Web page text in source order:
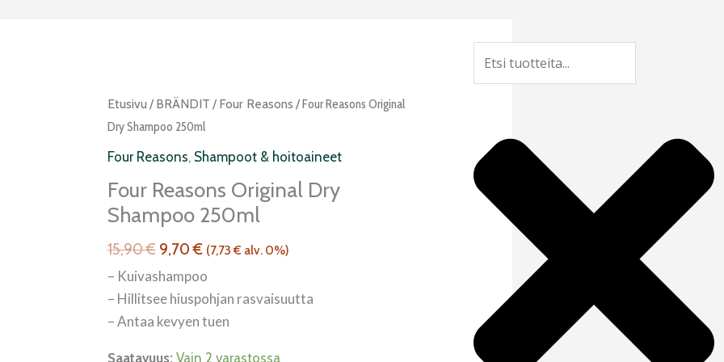
Etusivu / BRÄNDIT / Four Reasons / Four Reasons Original
Dry Shampoo 250ml
Four Reasons, Shampoot & hoitoaineet
Four Reasons Original Dry
Shampoo 250ml
15,90€
Alkuperäinen
hinta
9,70€
Nykyinen
hinta
on:
9,70 €.
(7,73€ alv. 0%)
– Kuivashampoo
– Hillitsee hiuspohjan rasvaisuutta
– Antaa kevyen tuen
Saatavuus: Vain 2 varastossa
Four
Reasons
original
Shampoo
250ml